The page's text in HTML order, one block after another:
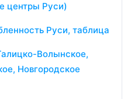
центры Руси)
Руси, таблица
Волынское,
Новгородское